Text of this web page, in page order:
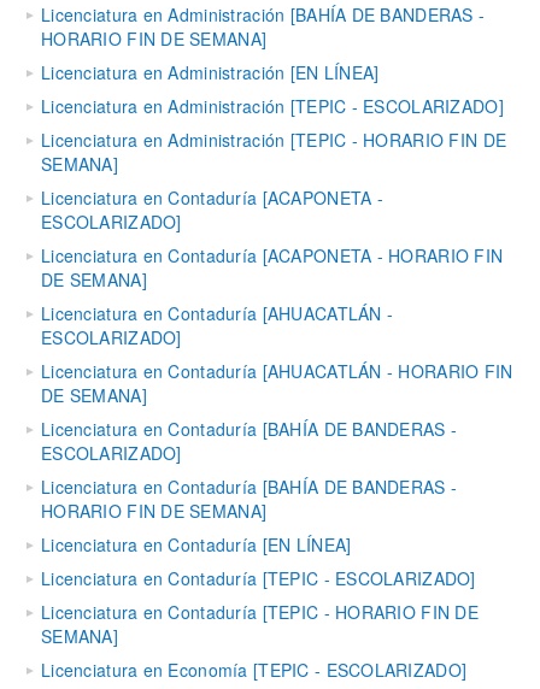
Licenciatura en Administración [BAHÍA DE BANDERAS -
HORARIO FIN DE SEMANA]
Licenciatura en Administración [EN LÍNEA]
Licenciatura en Administración [TEPIC - ESCOLARIZADO]
Licenciatura en Administración [TEPIC - HORARIO FIN DE
SEMANA]
Licenciatura en Contaduría [ACAPONETA -
ESCOLARIZADO]
Licenciatura en Contaduría [ACAPONETA - HORARIO FIN
DE SEMANA]
Licenciatura en Contaduría [AHUACATLÁN -
ESCOLARIZADO]
Licenciatura en Contaduría [AHUACATLÁN - HORARIO FIN
DE SEMANA]
Licenciatura en Contaduría [BAHÍA DE BANDERAS -
ESCOLARIZADO]
Licenciatura en Contaduría [BAHÍA DE BANDERAS -
HORARIO FIN DE SEMANA]
Licenciatura en Contaduría [EN LÍNEA]
Licenciatura en Contaduría [TEPIC - ESCOLARIZADO]
Licenciatura en Contaduría [TEPIC - HORARIO FIN DE
SEMANA]
Licenciatura en Economía [TEPIC - ESCOLARIZADO]